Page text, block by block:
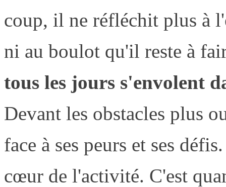
coup, il ne réfléchit plus à
ni au boulot qu'il reste à
tous les jours s'envolent
Devant les obstacles plus
face à ses peurs et ses
cœur de l'activité. C'est